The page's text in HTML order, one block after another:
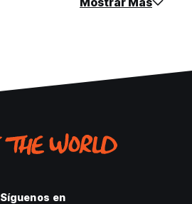
Síguenos en